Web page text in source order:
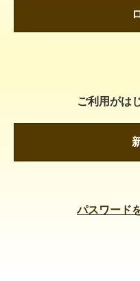
ご利用がは
パスワード